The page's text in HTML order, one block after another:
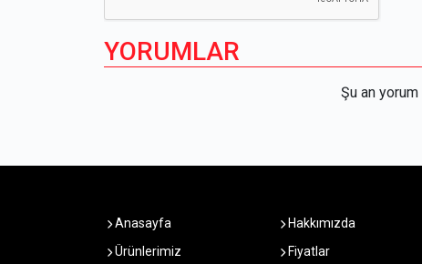
YORUMLAR
Şu an yorum
Anasayfa
Hakkımızda
Ürünlerimiz
Fiyatlar